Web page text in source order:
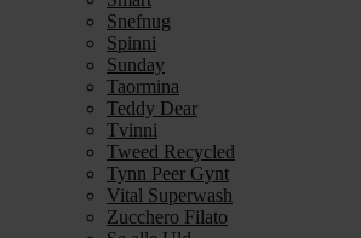
Snefnug
Spinni
Sunday
Taormina
Teddy Dear
Tvinni
Tweed Recycled
Tynn Peer Gynt
Vital Superwash
Zucchero Filato